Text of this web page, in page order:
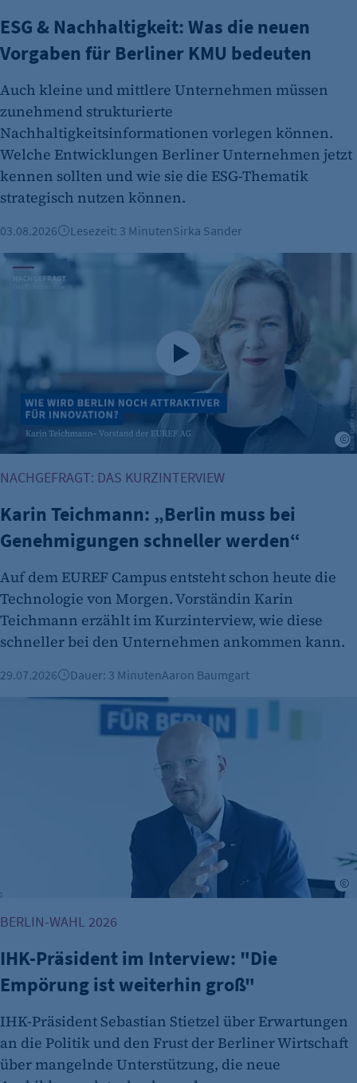
ESG & Nachhaltigkeit: Was die neuen
Vorgaben für Berliner KMU bedeuten
Auch kleine und mittlere Unternehmen müssen
zunehmend strukturierte
Nachhaltigkeitsinformationen vorlegen können.
Welche Entwicklungen Berliner Unternehmen jetzt
kennen sollten und wie sie die ESG-Thematik
strategisch nutzen können.
03.08.2026 Lesezeit: 3 MinutenSirka Sander
Karin Teichmann: „Berlin muss bei Genehmigungen
NACHGEFRAGT: DAS KURZINTERVIEW
Karin Teichmann: „Berlin muss bei
Genehmigungen schneller werden“
Auf dem EUREF Campus entsteht schon heute die
Technologie von Morgen. Vorständin Karin
Teichmann erzählt im Kurzinterview, wie diese
schneller bei den Unternehmen ankommen kann.
29.07.2026 Dauer: 3 MinutenAaron Baumgart
IHK-Präsident im Interview: "Die Empörung ist weiterhin
BERLIN-WAHL 2026
IHK-Präsident im Interview: "Die
Empörung ist weiterhin groß"
IHK-Präsident Sebastian Stietzel über Erwartungen
an die Politik und den Frust der Berliner Wirtschaft
über mangelnde Unterstützung, die neue